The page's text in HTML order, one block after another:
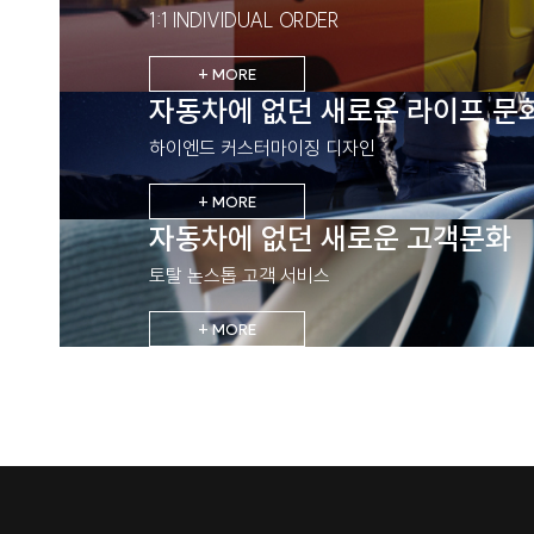
1:1 INDIVIDUAL ORDER
+ MORE
자동차에 없던 새로운 라이프 문
하이엔드 커스터마이징 디자인
+ MORE
자동차에 없던 새로운 고객문화
토탈 논스톱 고객 서비스
+ MORE